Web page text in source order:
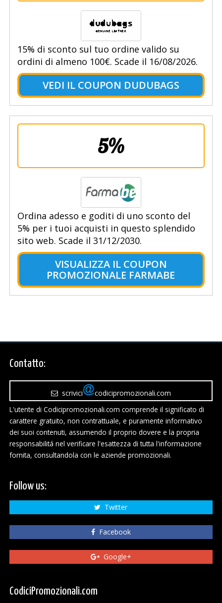
15% di sconto sul tuo ordine valido su
ordini di almeno 100€. Scade il 16/08/2026.
VEDI IL COUPON DUDUBAGS
5%
Ordina adesso e goditi di uno sconto del
5% per i tuoi acquisti in questo splendido
sito web. Scade il 31/12/2030.
VISUALIZZA IL COUPON
PROMOZIONALE FARMABE
Contatto:
scrivici
codicipromozionali.com
L'utente di Codicipromozionali.com comprende il significato di
carattere gratuito, non contrattuale, e puramente informativo
dei suoi contenuti, assumendo il proprio dovere e la propria
responsabilitá nel verificare l'esattezza di tutta l'informazione
fornita, consultandola con le aziende promozionali.
Follow us:
Twitter
Facebook
Google+
CodiciPromozionali.com